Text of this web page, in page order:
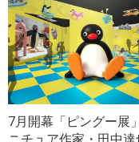
7月開幕「ピングー展
ニチュア作家・田中達